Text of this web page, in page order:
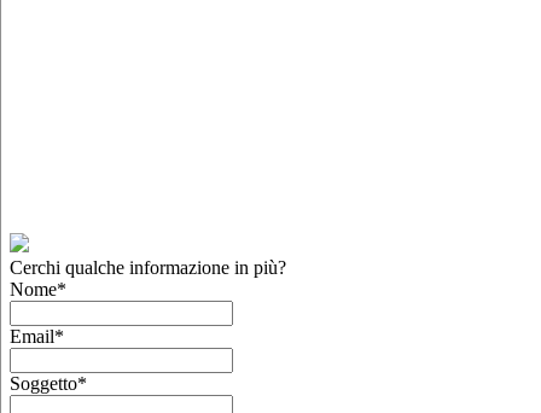
Cerchi qualche informazione in più?
Nome*
Email*
Soggetto*